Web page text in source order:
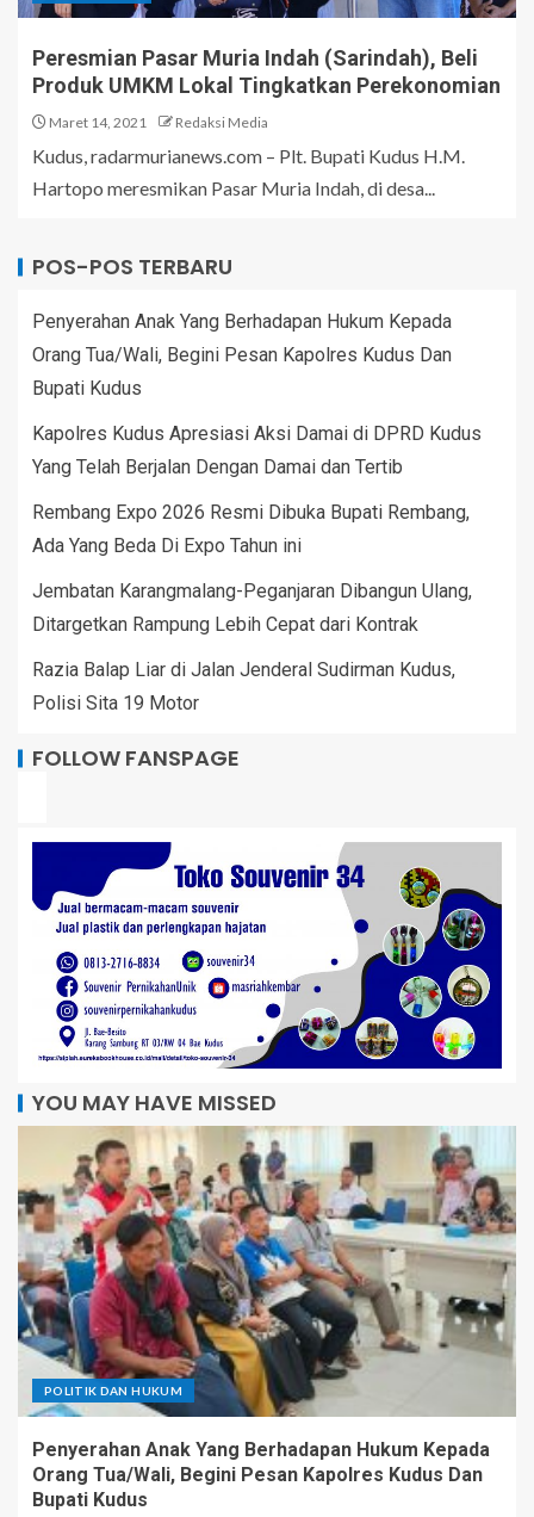
Peresmian Pasar Muria Indah (Sarindah), Beli
Produk UMKM Lokal Tingkatkan Perekonomian
Maret 14, 2021 Redaksi Media
Kudus, radarmurianews.com – Plt. Bupati Kudus H.M.
Hartopo meresmikan Pasar Muria Indah, di desa...
POS-POS TERBARU
Penyerahan Anak Yang Berhadapan Hukum Kepada
Orang Tua/Wali, Begini Pesan Kapolres Kudus Dan
Bupati Kudus
Kapolres Kudus Apresiasi Aksi Damai di DPRD Kudus
Yang Telah Berjalan Dengan Damai dan Tertib
Rembang Expo 2026 Resmi Dibuka Bupati Rembang,
Ada Yang Beda Di Expo Tahun ini
Jembatan Karangmalang-Peganjaran Dibangun Ulang,
Ditargetkan Rampung Lebih Cepat dari Kontrak
Razia Balap Liar di Jalan Jenderal Sudirman Kudus,
Polisi Sita 19 Motor
FOLLOW FANSPAGE
YOU MAY HAVE MISSED
POLITIK DAN HUKUM
Penyerahan Anak Yang Berhadapan Hukum Kepada
Orang Tua/Wali, Begini Pesan Kapolres Kudus Dan
Bupati Kudus